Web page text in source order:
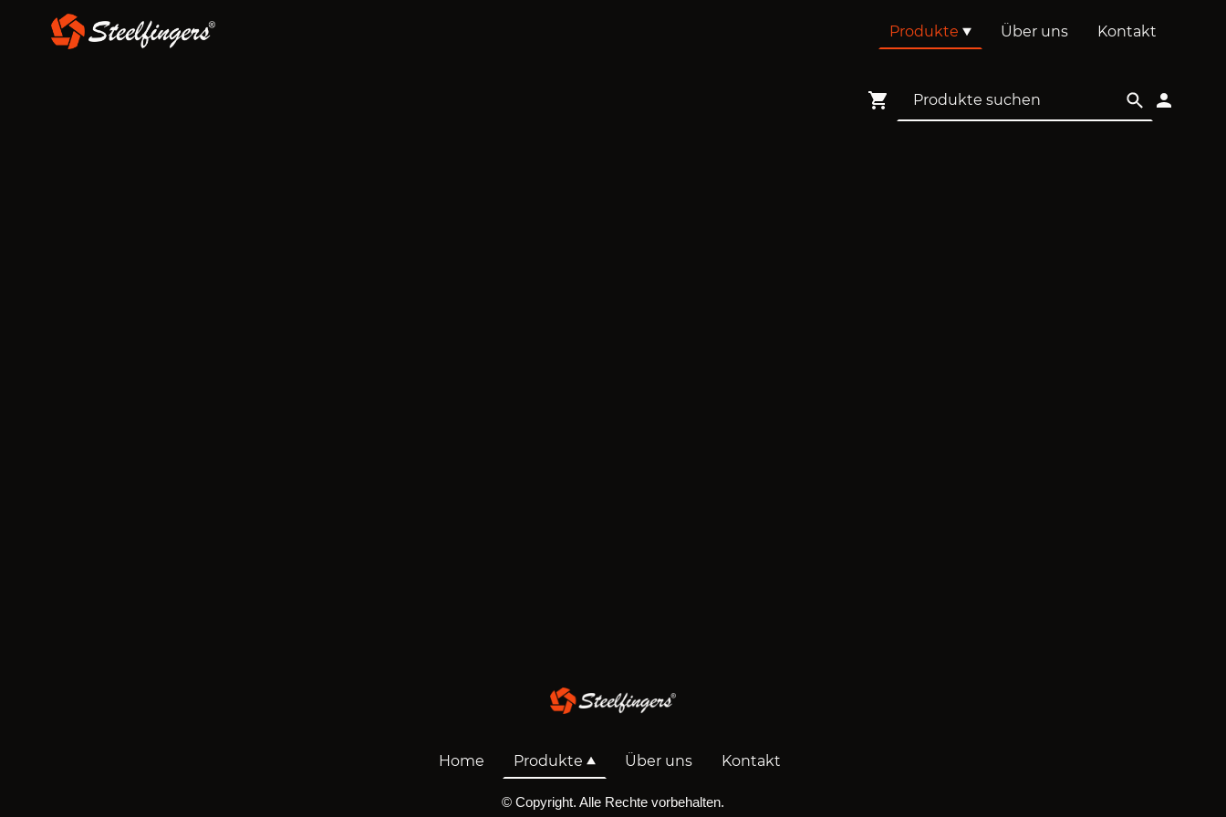
Produkte Über uns Kontakt
Home Produkte Über uns Kontakt
© Copyright. Alle Rechte vorbehalten.